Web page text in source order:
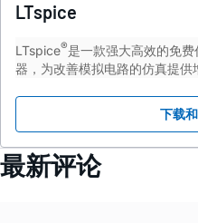
LTspice
LTspice®是一款强大高效的免
器，为改善模拟电路的仿真提供
下载
最新评论